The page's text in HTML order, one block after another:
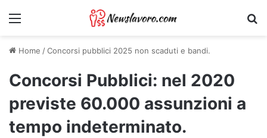
Menu
Home /Concorsi pubblici 2025 non scaduti e bandi.
Concorsi Pubblici: nel 2020
previste 60.000 assunzioni a
tempo indeterminato.